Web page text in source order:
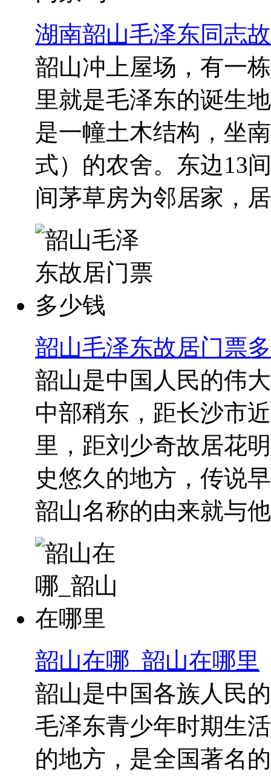
湖南韶山毛泽东同志
韶山冲上屋场，有一
里就是毛泽东的诞生
是一幢土木结构，坐
式）的农舍。东边13
间茅草房为邻居家，
韶山毛泽东故居门票
韶山是中国人民的伟
中部稍东，距长沙市
里，距刘少奇故居花
史悠久的地方，传说
韶山名称的由来就与
韶山在哪_韶山在哪里
韶山是中国各族人民
毛泽东青少年时期生
的地方，是全国著名